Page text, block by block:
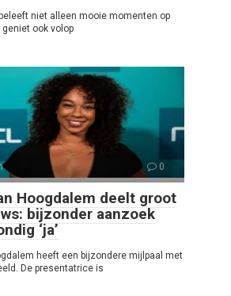
niet alleen mooie momenten op
ook volop
0
Hoogdalem deelt groot
bijzonder aanzoek
‘ja’
heeft een bijzondere mijlpaal met
De presentatrice is